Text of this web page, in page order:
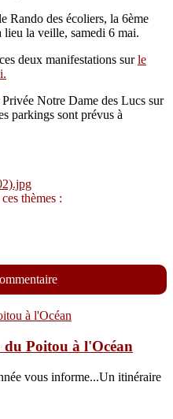
Rando des écoliers, la 6ème
la veille, samedi 6 mai.
deux manifestations surle
Notre Dame des Lucs sur
parkings sont prévus à
thèmes :
Poitou à l'Océan
vous informe...Un itinéraire